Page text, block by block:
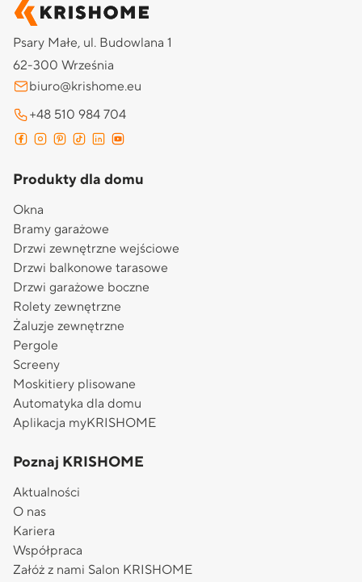
Psary Małe, ul. Budowlana 1
62-300 Września
biuro@krishome.eu
+48 510 984 704
Produkty dla domu
Okna
Bramy garażowe
Drzwi zewnętrzne wejściowe
Drzwi balkonowe tarasowe
Drzwi garażowe boczne
Rolety zewnętrzne
Żaluzje zewnętrzne
Pergole
Screeny
Moskitiery plisowane
Automatyka dla domu
Aplikacja myKRISHOME
Poznaj KRISHOME
Aktualności
O nas
Kariera
Współpraca
Załóż z nami Salon KRISHOME